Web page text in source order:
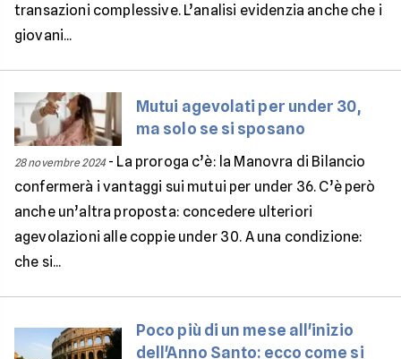
transazioni complessive. L’analisi evidenzia anche che i
giovani...
Mutui agevolati per under 30,
ma solo se si sposano
28 novembre 2024- La proroga c’è: la Manovra di Bilancio
confermerà i vantaggi sui mutui per under 36. C’è però
anche un’altra proposta: concedere ulteriori
agevolazioni alle coppie under 30. A una condizione:
che si...
Poco più di un mese all'inizio
dell'Anno Santo: ecco come si